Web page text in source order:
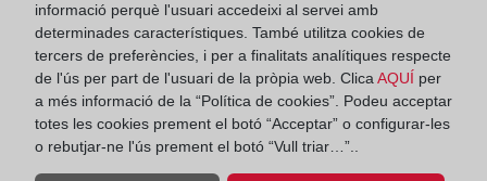
Adreça:
informació perquè l'usuari accedeixi al servei amb
determinades característiques. També utilitza cookies de
tercers de preferències, i per a finalitats analítiques respecte
de l'ús per part de l'usuari de la pròpia web. ClicaAQUÍ per
a més informació de la “Política de cookies”. Podeu acceptar
totes les cookies prement el botó “Acceptar” o configurar-les
o rebutjar-ne l'ús prement el botó “Vull triar…”..